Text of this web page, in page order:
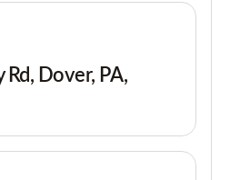
Dover, PA,